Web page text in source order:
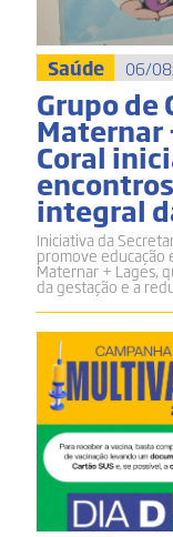
Saúde 06/
Grupo de
Maternar
Coral
integral
Iniciativa da
promove educação
Maternar + Lages,
da gestação e a